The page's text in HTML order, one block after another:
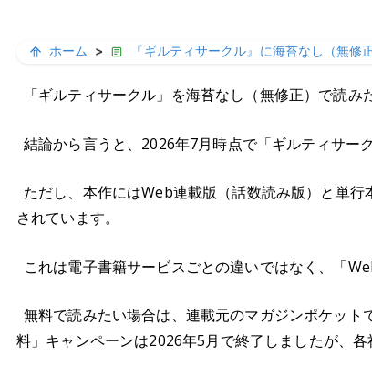
ホーム > 『ギルティサークル』に海苔なし（無
「ギルティサークル」を海苔なし（無修正）で読み
結論から言うと、2026年7月時点で「ギルティサー
ただし、本作にはWeb連載版（話数読み版）と単
されています。
これは電子書籍サービスごとの違いではなく、「
無料で読みたい場合は、連載元のマガジンポケッ
料」キャンペーンは2026年5月で終了しましたが、各